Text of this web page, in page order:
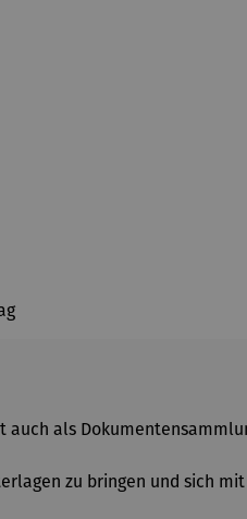
auch als
zu bringen und sich